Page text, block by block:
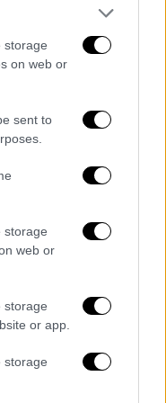
storage
on web or
sent to
storage
web or
storage
or app.
storage
είτε με
σε απολογία
της
σε
Στο έγγραφο
έγγραφο, το
περιστατικά
παράπτωμα και
το
που
έγγραφα
ο πειθαρχικώς